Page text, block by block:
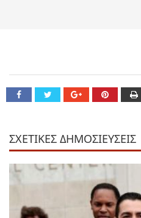
ΣΧΕΤΙΚΕΣ ΔΗΜΟΣΙΕΥΣΕΙΣ